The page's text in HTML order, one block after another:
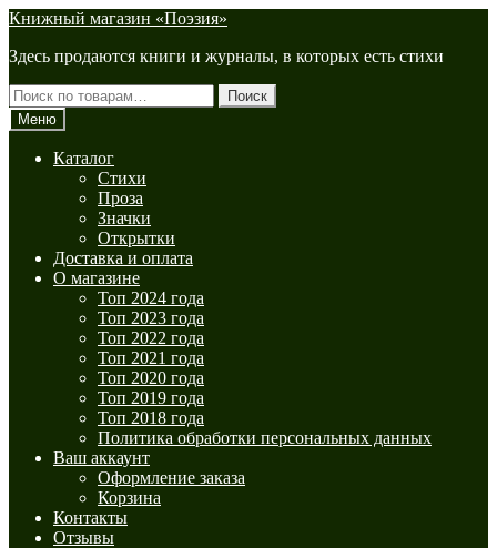
Перейти
навигации
Перейти
содержимому
Книжный магазин «Поэзия»
Здесь продаются книги и журналы, в которых есть стихи
Искать:
Поиск
Меню
Каталог
Стихи
Проза
Значки
Открытки
Доставка и оплата
О магазине
Топ 2024 года
Топ 2023 года
Топ 2022 года
Топ 2021 года
Топ 2020 года
Топ 2019 года
Топ 2018 года
Политика обработки персональных данных
Ваш аккаунт
Оформление заказа
Корзина
Контакты
Отзывы